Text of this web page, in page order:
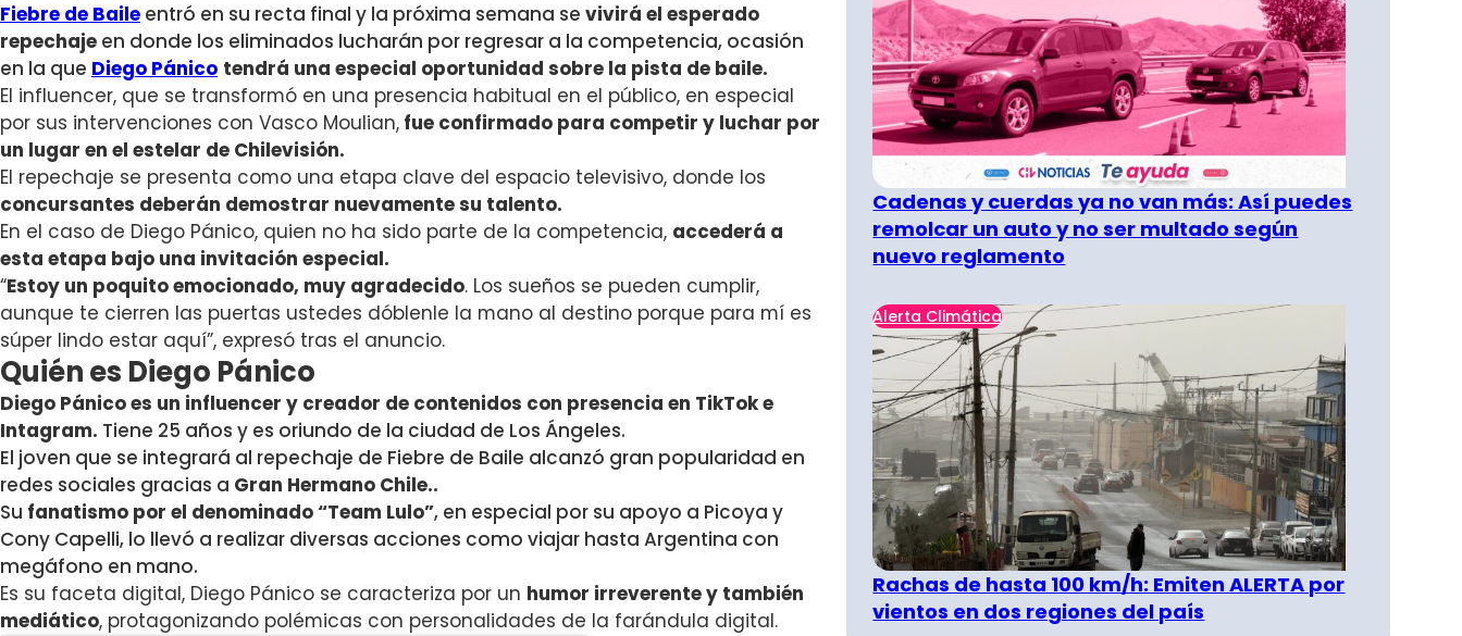
Fiebre de Baile entró en su recta final y la próxima semana se vivirá el esperado
repechaje en donde los eliminados lucharán por regresar a la competencia, ocasión
en la que Diego Pánico tendrá una especial oportunidad sobre la pista de baile.
El influencer, que se transformó en una presencia habitual en el público, en especial
por sus intervenciones con Vasco Moulian, fue confirmado para competir y luchar por
un lugar en el estelar de Chilevisión.
El repechaje se presenta como una etapa clave del espacio televisivo, donde los
concursantes deberán demostrar nuevamente su talento.
En el caso de Diego Pánico, quien no ha sido parte de la competencia, accederá a
esta etapa bajo una invitación especial.
“Estoy un poquito emocionado, muy agradecido. Los sueños se pueden cumplir,
aunque te cierren las puertas ustedes dóblenle la mano al destino porque para mí es
súper lindo estar aquí”, expresó tras el anuncio.
Quién es Diego Pánico
Diego Pánico es un influencer y creador de contenidos con presencia en TikTok e
Intagram. Tiene 25 años y es oriundo de la ciudad de Los Ángeles.
El joven que se integrará al repechaje de Fiebre de Baile alcanzó gran popularidad en
redes sociales gracias a Gran Hermano Chile..
Su fanatismo por el denominado “Team Lulo”, en especial por su apoyo a Picoya y
Cony Capelli, lo llevó a realizar diversas acciones como viajar hasta Argentina con
megáfono en mano.
Es su faceta digital, Diego Pánico se caracteriza por un humor irreverente y también
mediático, protagonizando polémicas con personalidades de la farándula digital.
Cadenas y cuerdas ya no van más: Así puedes
remolcar un auto y no ser multado según
nuevo reglamento
Alerta Climática
Rachas de hasta 100 km/h: Emiten ALERTA por
vientos en dos regiones del país